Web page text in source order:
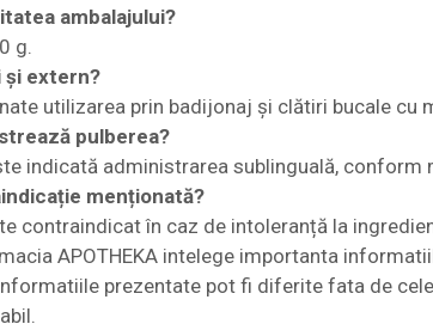
ambalajului?
g.
și extern?
utilizarea prin badijonaj și clătiri bucale cu
pulberea?
indicată administrarea sublinguală, conform
menționată?
contraindicat în caz de intoleranță la
APOTHEKA intelege importanta
prezentate pot fi diferite fata de